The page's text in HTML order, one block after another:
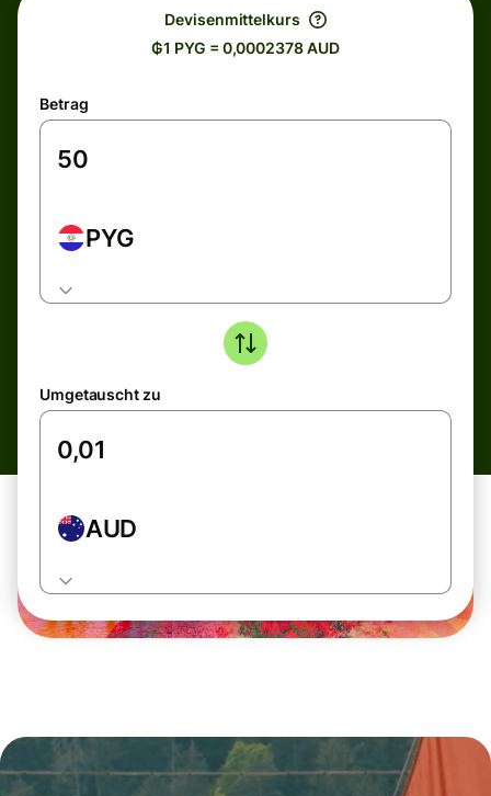
Devisenmittelkurs
₲1 PYG = 0,0002378 AUD
Betrag
PYG
Umgetauscht zu
AUD